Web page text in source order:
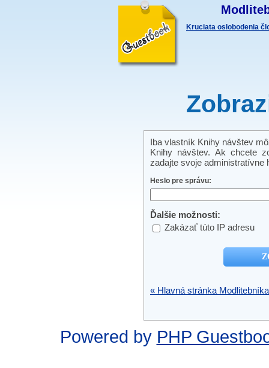
Kruciata oslobodenia
Iba vlastník Knihy návštev
Knihy návštev. Ak chcete
zadajte svoje administratívne
Heslo pre správu:
Ďalšie možnosti:
Zakázať túto IP adresu
« Hlavná stránka Modlitebníka
Powered by PHP